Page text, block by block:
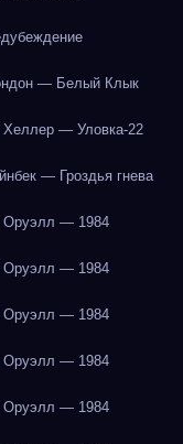
— Белый Клык
— Уловка-22
— Гроздья гнева
— 1984
— 1984
— 1984
— 1984
— 1984